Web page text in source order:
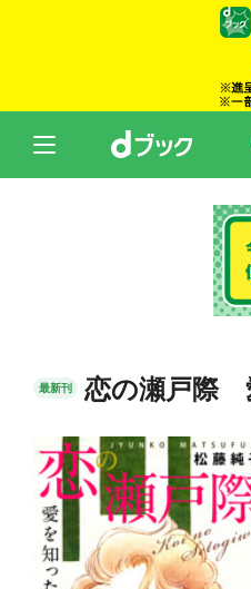
最新刊 恋の瀬戸際